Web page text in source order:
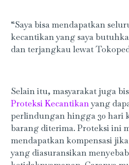
“Saya bisa mendapatkan
kecantikan yang saya
dan terjangkau lewat
Selain itu, masyarakat juga
Proteksi Kecantikanyang
perlindungan hingga 30 hari
barang diterima. Proteksi ini
mendapatkan kompensasi
yang diasuransikan